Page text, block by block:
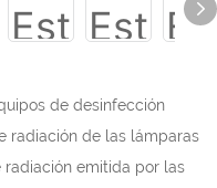
de desinfección
radiación de las lámparas
radiación emitida por las